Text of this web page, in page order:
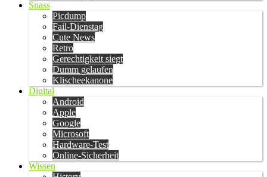
Spass
Picdump
Fail-Dienstag
Cute News
Retro
Gerechtigkeit siegt
Dumm gelaufen
Klischeekanone
Digital
Android
Apple
Google
Microsoft
Hardware-Test
Online-Sicherheit
Wissen